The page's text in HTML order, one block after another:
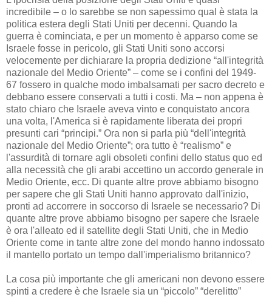
incredibile – o lo sarebbe se non sapessimo qual è stata la
politica estera degli Stati Uniti per decenni. Quando la
guerra è cominciata, e per un momento è apparso come se
Israele fosse in pericolo, gli Stati Uniti sono accorsi
velocemente per dichiarare la propria dedizione “all'integrità
nazionale del Medio Oriente” – come se i confini del 1949-
67 fossero in qualche modo imbalsamati per sacro decreto e
debbano essere conservati a tutti i costi. Ma – non appena è
stato chiaro che Israele aveva vinto e conquistato ancora
una volta, l'America si è rapidamente liberata dei propri
presunti cari “principi.” Ora non si parla più “dell'integrità
nazionale del Medio Oriente”; ora tutto è “realismo” e
l'assurdità di tornare agli obsoleti confini dello status quo ed
alla necessità che gli arabi accettino un accordo generale in
Medio Oriente, ecc. Di quante altre prove abbiamo bisogno
per sapere che gli Stati Uniti hanno approvato dall'inizio,
pronti ad accorrere in soccorso di Israele se necessario? Di
quante altre prove abbiamo bisogno per sapere che Israele
è ora l'alleato ed il satellite degli Stati Uniti, che in Medio
Oriente come in tante altre zone del mondo hanno indossato
il mantello portato un tempo dall'imperialismo britannico?
La cosa più importante che gli americani non devono essere
spinti a credere è che Israele sia un “piccolo” “derelitto”